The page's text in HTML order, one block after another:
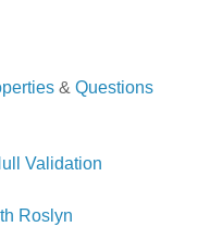
& Questions
Validation
Roslyn